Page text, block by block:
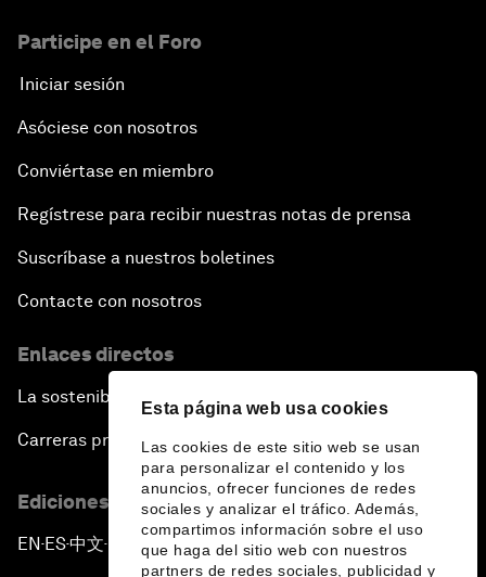
Esta página web usa cookies
Las cookies de este sitio web se usan
para personalizar el contenido y los
anuncios, ofrecer funciones de redes
sociales y analizar el tráfico. Además,
compartimos información sobre el uso
que haga del sitio web con nuestros
partners de redes sociales, publicidad y
Participe en el Foro
Iniciar sesión
Asóciese con nosotros
Conviértase en miembro
Regístrese para recibir nuestras notas de prensa
Suscríbase a nuestros boletines
Contacte con nosotros
Enlaces directos
La sostenibilidad en el Foro
Carreras profesionales
Ediciones en otros idiomas
EN ▪ES▪中文▪ 日本語